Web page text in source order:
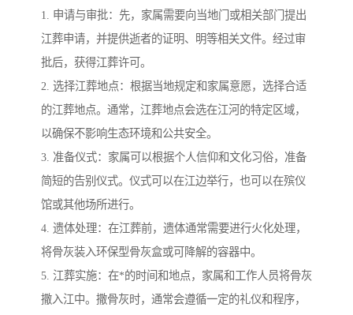
1. 申请与审批：先，家属需要向当地门或相关部门提出
江葬申请，并提供逝者的证明、明等相关文件。经过审
批后，获得江葬许可。
2. 选择江葬地点：根据当地规定和家属意愿，选择合适
的江葬地点。通常，江葬地点会选在江河的特定区域，
以确保不影响生态环境和公共安全。
3. 准备仪式：家属可以根据个人信仰和文化习俗，准备
简短的告别仪式。仪式可以在江边举行，也可以在殡仪
馆或其他场所进行。
4. 遗体处理：在江葬前，遗体通常需要进行火化处理，
将骨灰装入环保型骨灰盒或可降解的容器中。
5. 江葬实施：在*的时间和地点，家属和工作人员将骨灰
撒入江中。撒骨灰时，通常会遵循一定的礼仪和程序，